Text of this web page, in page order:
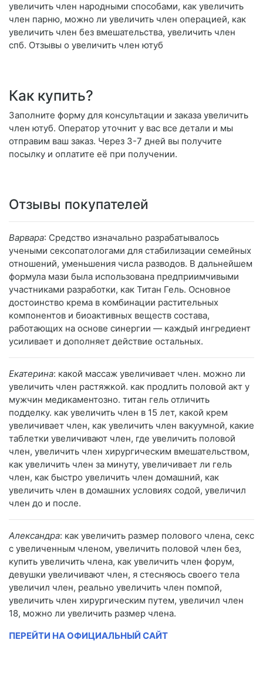
увеличить член народными способами, как увеличить
член парню, можно ли увеличить член операцией, как
увеличить член без вмешательства, увеличить член
спб. Отзывы о увеличить член ютуб
Как купить?
Заполните форму для консультации и заказа увеличить
член ютуб. Оператор уточнит у вас все детали и мы
отправим ваш заказ. Через 3-7 дней вы получите
посылку и оплатите её при получении.
Отзывы покупателей
Варвара: Средство изначально разрабатывалось
учеными сексопатологами для стабилизации семейных
отношений, уменьшения числа разводов. В дальнейшем
формула мази была использована предприимчивыми
участниками разработки, как Титан Гель. Основное
достоинство крема в комбинации растительных
компонентов и биоактивных веществ состава,
работающих на основе синергии — каждый ингредиент
усиливает и дополняет действие остальных.
Екатерина: какой массаж увеличивает член. можно ли
увеличить член растяжкой. как продлить половой акт у
мужчин медикаментозно. титан гель отличить
подделку. как увеличить член в 15 лет, какой крем
увеличивает член, как увеличить член вакуумной, какие
таблетки увеличивают член, где увеличить половой
член, увеличить член хирургическим вмешательством,
как увеличить член за минуту, увеличивает ли гель
член, как быстро увеличить член домашний, как
увеличить член в домашних условиях содой, увеличил
член до и после.
Александра: как увеличить размер полового члена, секс
с увеличенным членом, увеличить половой член без,
купить увеличить члена, как увеличить член форум,
девушки увеличивают член, я стесняюсь своего тела
увеличил член, реально увеличить член помпой,
увеличить член хирургическим путем, увеличил член
18, можно ли увеличить размер члена.
ПЕРЕЙТИ НА ОФИЦИАЛЬНЫЙ САЙТ